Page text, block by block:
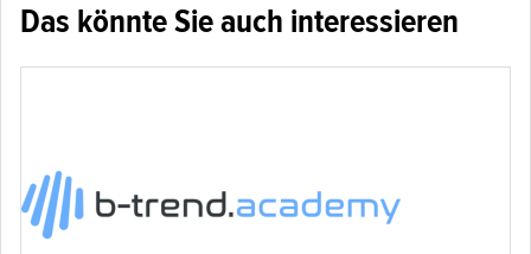
Das könnte Sie auch interessieren